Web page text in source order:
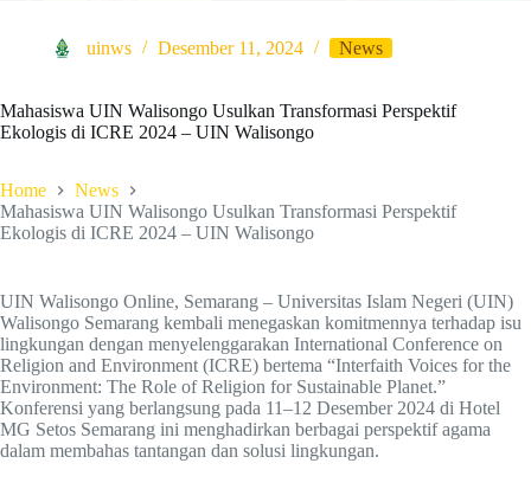
uinws Desember 11, 2024 News
Mahasiswa UIN Walisongo Usulkan Transformasi Perspektif
Ekologis di ICRE 2024 – UIN Walisongo
Home
News
Mahasiswa UIN Walisongo Usulkan Transformasi Perspektif
Ekologis di ICRE 2024 – UIN Walisongo
UIN Walisongo Online, Semarang – Universitas Islam Negeri (UIN)
Walisongo Semarang kembali menegaskan komitmennya terhadap isu
lingkungan dengan menyelenggarakan International Conference on
Religion and Environment (ICRE) bertema “Interfaith Voices for the
Environment: The Role of Religion for Sustainable Planet.”
Konferensi yang berlangsung pada 11–12 Desember 2024 di Hotel
MG Setos Semarang ini menghadirkan berbagai perspektif agama
dalam membahas tantangan dan solusi lingkungan.